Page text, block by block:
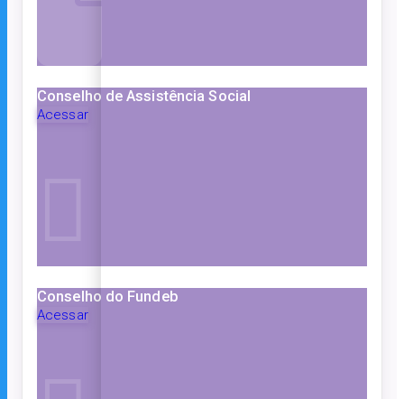
Conselho de Assistência Social
Acessar
Conselho do Fundeb
Acessar